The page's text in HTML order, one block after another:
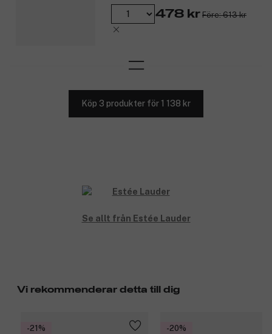
478 kr Före: 613 kr
Köp 3 produkter för 1 138 kr
Se allt från Estée Lauder
Vi rekommenderar detta till dig
-21%
-20%